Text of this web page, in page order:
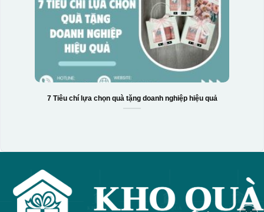
7 Tiêu chí lựa chọn quà tặng doanh nghiệp hiệu quả